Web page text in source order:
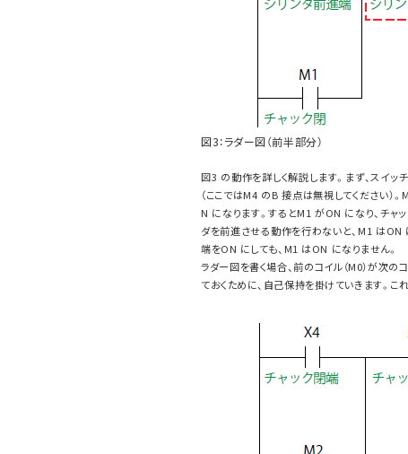
図3：ラダー図（前半部分）
図3 の動作を詳しく解説します。まず、スイ
（ここではM4 のB 接点は無視してください）
N になります。するとM1 がON になり、チャ
ダを前進させる動作を行わないと、M1 はON
端をON にしても、M1 はON になりません。
ラダー図を書く場合、前のコイル（M0）が次の
ておくために、自己保持を掛けていきます。こ